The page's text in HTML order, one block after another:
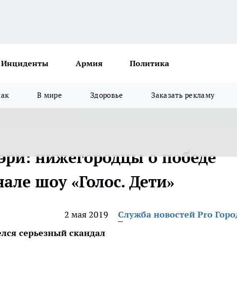
Инциденты Армия Политика
В мире Здоровье Заказать рекламу
нижегородцы о победе
шоу «Голос. Дети»
2 мая 2019
Служба новостей Pro
серьезный скандал